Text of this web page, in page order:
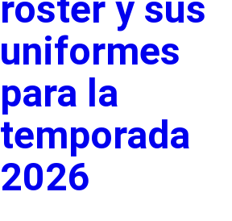
roster y sus
uniformes
para la
temporada
2026